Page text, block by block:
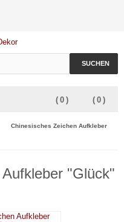
SUCHEN
( 0 )
( 0 )
Chinesisches Zeichen Aufkleber
"Glück"